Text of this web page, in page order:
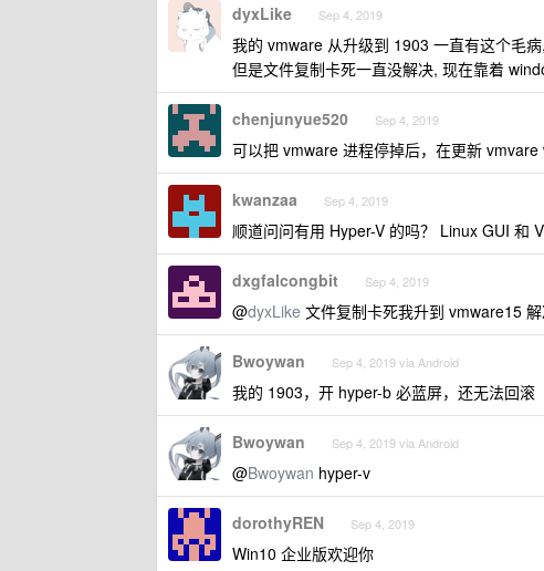
dyxLike Sep 4, 2019
我的 vmware 从升级到 1903 一直有这个毛
但是文件复制卡死一直没解决, 现在靠着
chenjunyue520 Sep 4, 2019
可以把 vmware 进程停掉后，在更新 vmvare
kwanzaa Sep 4, 2019
顺道问问有用 Hyper-V 的吗？ Linux GUI 和
dxgfalcongbit Sep 4, 2019
@dyxLike 文件复制卡死我升到 vmware15
Bwoywan Sep 4, 2019 via Android
我的 1903，开 hyper-b 必蓝屏，还无法回滚
Bwoywan Sep 4, 2019 via Android
@Bwoywan hyper-v
dorothyREN Sep 4, 2019
Win10 企业版欢迎你